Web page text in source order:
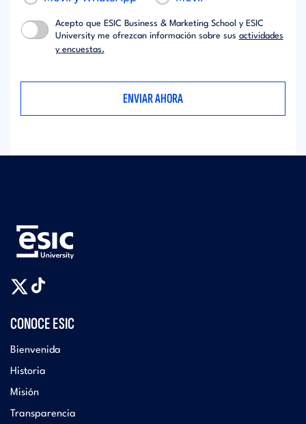
Acepto que ESIC Business & Marketing School y ESIC
University me ofrezcan información sobre sus actividades
y encuestas.
CONOCE ESIC
Bienvenida
Historia
Misión
Transparencia